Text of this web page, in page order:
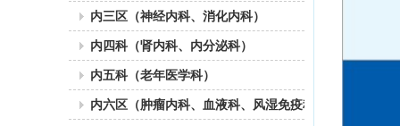
内三区（神经内科、消化内科）
内四科（肾内科、内分泌科）
内五科（老年医学科）
内六区（肿瘤内科、血液科、风湿免疫科）